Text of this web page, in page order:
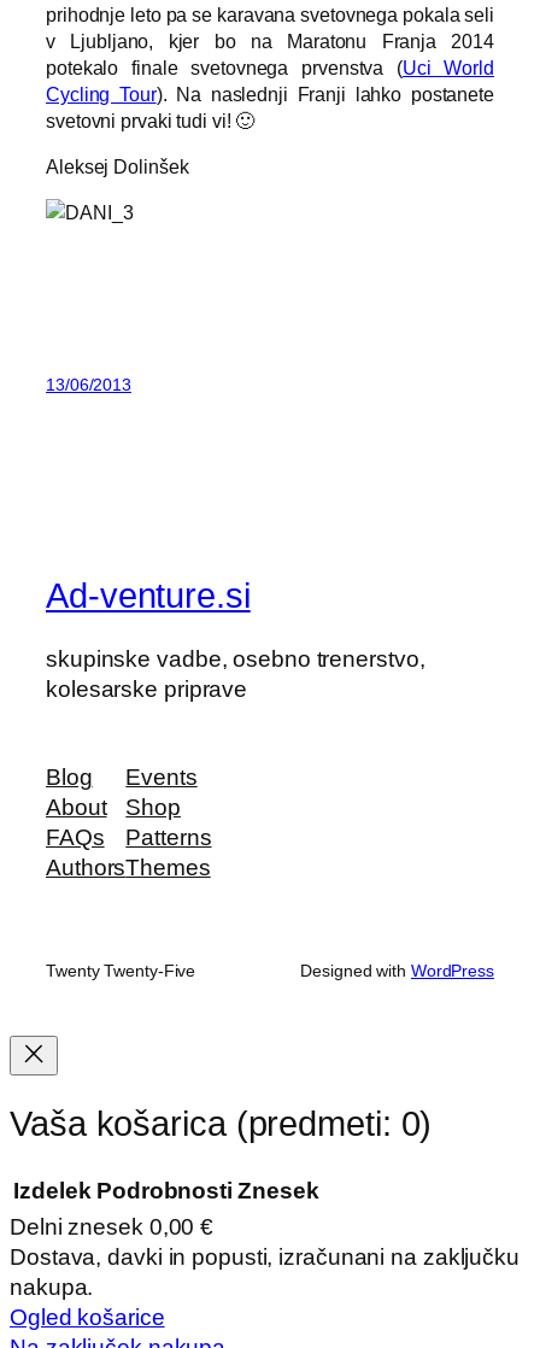
prihodnje leto pa se karavana svetovnega pokala seli
v Ljubljano, kjer bo na Maratonu Franja 2014
potekalo finale svetovnega prvenstva (Uci World
Cycling Tour). Na naslednji Franji lahko postanete
svetovni prvaki tudi vi! 🙂
Aleksej Dolinšek
13/06/2013
Ad-venture.si
skupinske vadbe, osebno trenerstvo,
kolesarske priprave
Blog
About
FAQs
Authors
Events
Shop
Patterns
Themes
Twenty Twenty-Five Designed with WordPress
Vaša košarica (predmeti: 0)
Izdelki
v
košarici
Izdelek Podrobnosti Znesek
Delni znesek 0,00 €
Dostava, davki in popusti, izračunani na zaključku
nakupa.
Ogled košarice